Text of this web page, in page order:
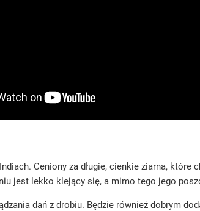
Ceniony za długie, cienkie ziarna,
jest lekko klejący się, a mimo tego jego
dań z drobiu. Będzie również dobrym